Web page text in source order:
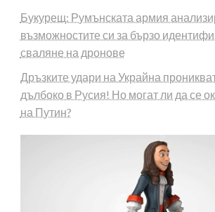
Букурещ: Румънската армия
възможностите си за бързо
сваляне на дронове
Дръзките удари на Украйна
дълбоко в Русия! Но могат ли да се
на Путин?